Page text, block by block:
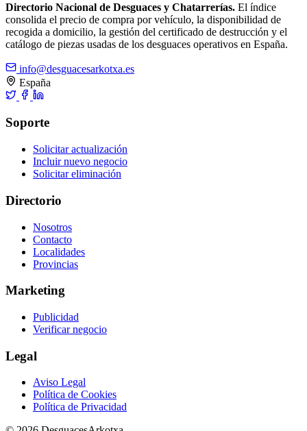
Directorio Nacional de Desguaces y Chatarrerías. El índice
consolida el precio de compra por vehículo, la disponibilidad de
recogida a domicilio, la gestión del certificado de destrucción y el
catálogo de piezas usadas de los desguaces operativos en España.
info@desguacesarkotxa.es
España
Soporte
Solicitar actualización
Incluir nuevo negocio
Solicitar eliminación
Directorio
Nosotros
Contacto
Localidades
Provincias
Marketing
Publicidad
Verificar negocio
Legal
Aviso Legal
Política de Cookies
Política de Privacidad